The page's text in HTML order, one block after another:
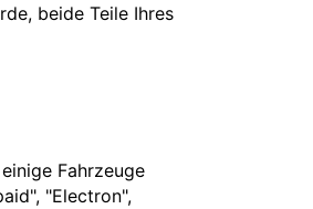
beide Teile Ihres
Fahrzeuge
"Electron",